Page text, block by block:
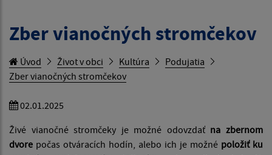
Zber vianočných stromčekov
Úvod Život v obci Kultúra
Podujatia
Zber vianočných stromčekov
02.01.2025
Živé vianočné stromčeky je možné odovzdať na zbernom
dvore počas otváracích hodín, alebo ich je možné položiť ku